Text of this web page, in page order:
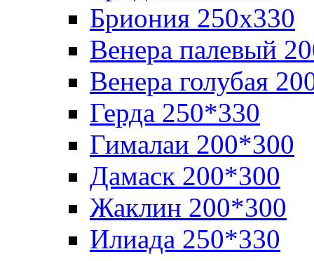
Бриония 250х330
Венера палевый
Венера голубая
Герда 250*330
Гималаи 200*300
Дамаск 200*300
Жаклин 200*300
Илиада 250*330